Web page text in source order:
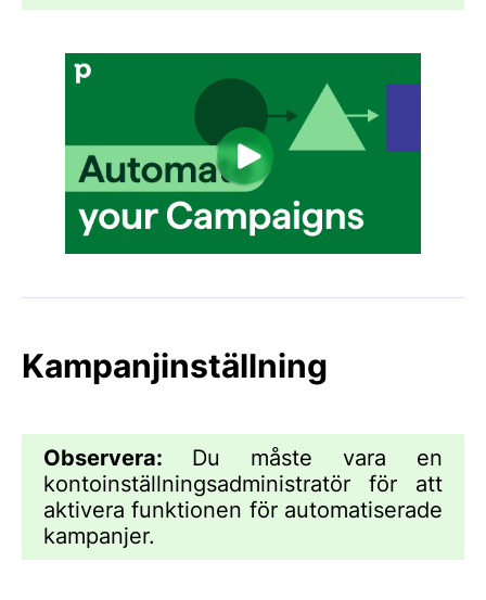
Kampanjinställning
Observera: Du måste vara en
kontoinställningsadministratör för att
aktivera funktionen för automatiserade
kampanjer.